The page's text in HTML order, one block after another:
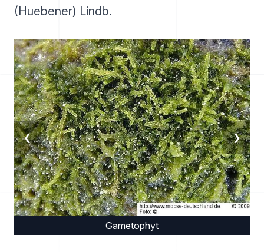
(Huebener) Lindb.
Gametophyt
❮ ❯